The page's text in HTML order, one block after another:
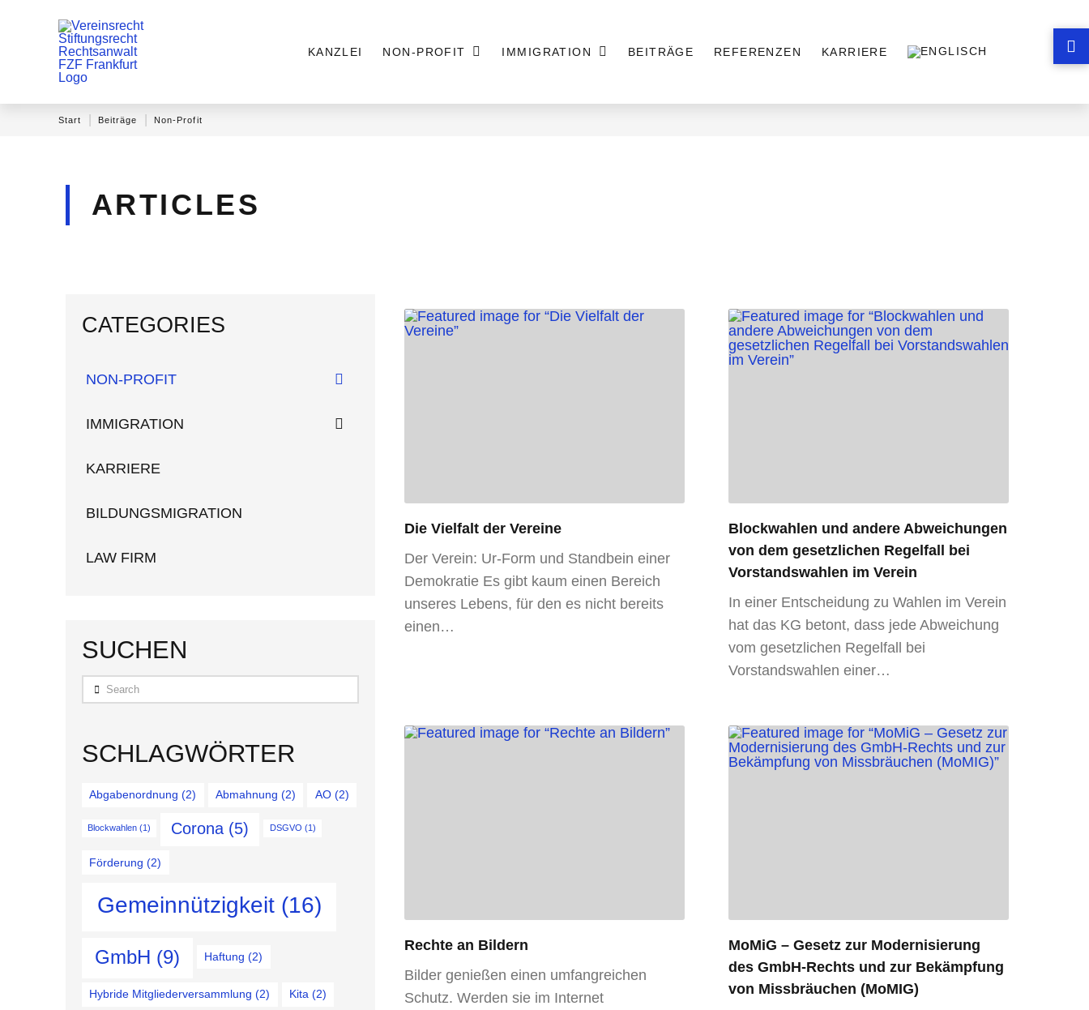
KANZLEI NON-PROFIT IMMIGRATION BEITRÄGE REFERENZEN KARRIERE
Start Beiträge Non-Profit
ARTICLES
CATEGORIES
NON-PROFIT
IMMIGRATION
KARRIERE
BILDUNGSMIGRATION
LAW FIRM
SUCHEN
Search
SCHLAGWÖRTER
Abgabenordnung (2) Abmahnung (2) AO(2)
Blockwahlen(1) Corona (5) DSGVO (1)
Förderung (2)
Gemeinnützigkeit(16)
GmbH (9) Haftung (2)
Hybride Mitgliederversammlung (2) Kita (2)
Die Vielfalt der Vereine
Der Verein: Ur-Form und Standbein einer
Demokratie Es gibt kaum einen Bereich
unseres Lebens, für den es nicht bereits
einen…
Blockwahlen und andere Abweichungen
von dem gesetzlichen Regelfall bei
Vorstandswahlen im Verein
In einer Entscheidung zu Wahlen im Verein
hat das KG betont, dass jede Abweichung
vom gesetzlichen Regelfall bei
Vorstandswahlen einer…
Rechte an Bildern
Bilder genießen einen umfangreichen
Schutz. Werden sie im Internet
MoMiG – Gesetz zur Modernisierung
des GmbH-Rechts und zur Bekämpfung
von Missbräuchen (MoMIG)